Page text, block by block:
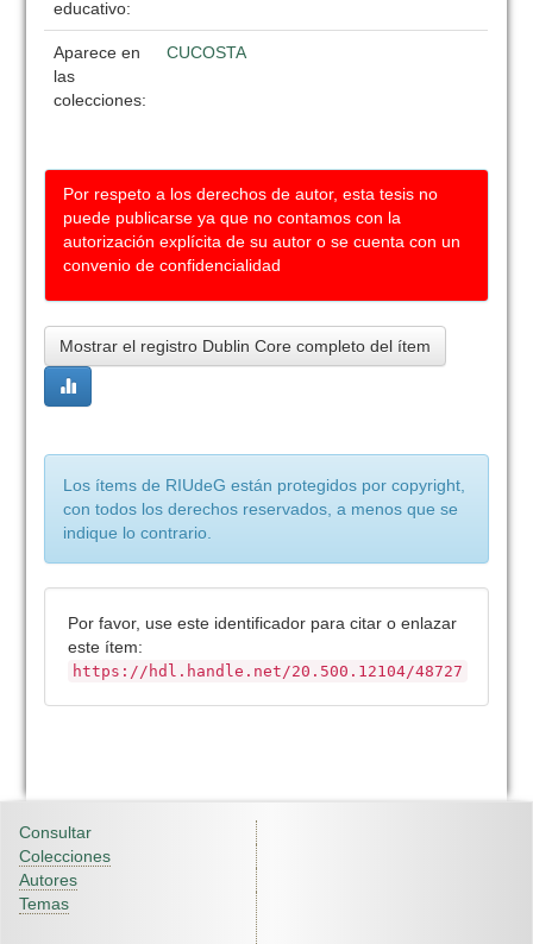
educativo:
Aparece en
las
colecciones:
CUCOSTA
Por respeto a los derechos de autor, esta tesis no
puede publicarse ya que no contamos con la
autorización explícita de su autor o se cuenta con un
convenio de confidencialidad
Mostrar el registro Dublin Core completo del ítem
Los ítems de RIUdeG están protegidos por copyright,
con todos los derechos reservados, a menos que se
indique lo contrario.
Por favor, use este identificador para citar o enlazar
este ítem:
https://hdl.handle.net/20.500.12104/48727
Consultar
Colecciones
Autores
Temas